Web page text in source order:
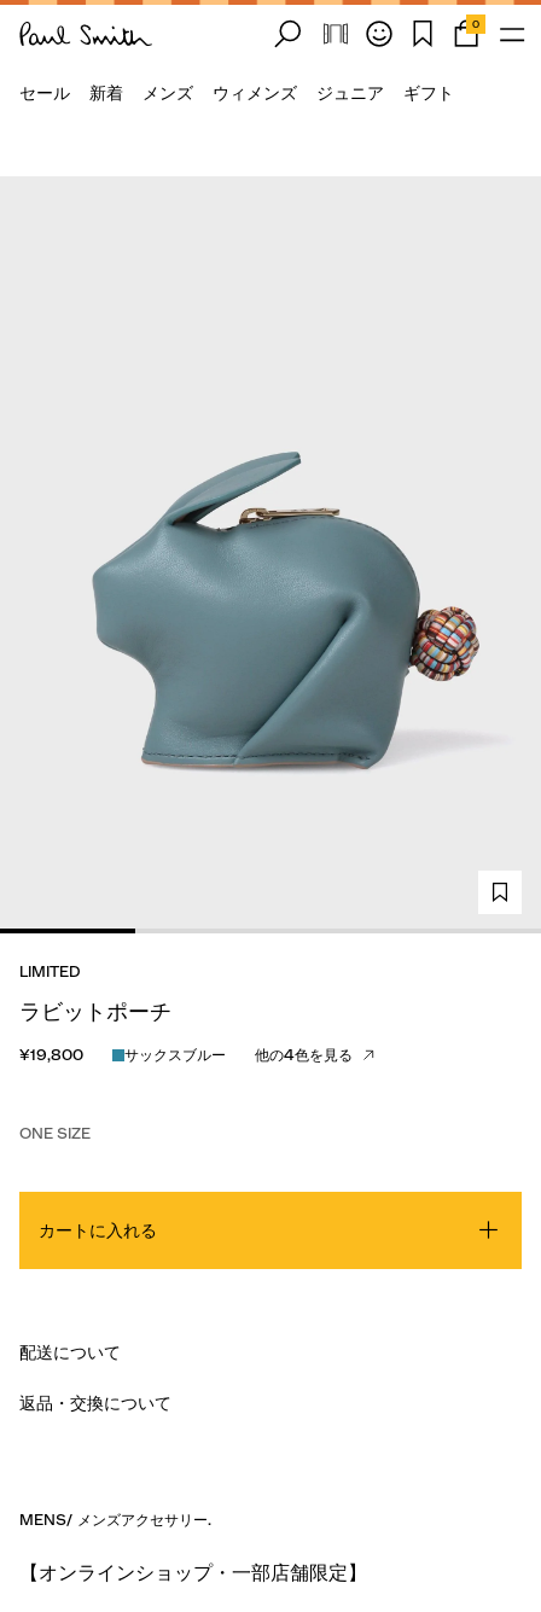
0
セール 新着 メンズ ウィメンズ ジュニア ギフト
LIMITED
ラビットポーチ
¥19,800 サックスブルー 他の4色を見る
ONE SIZE
カートに入れる
配送について
返品・交換について
MENS/ メンズアクセサリー.
【オンラインショップ・一部店舗限定】